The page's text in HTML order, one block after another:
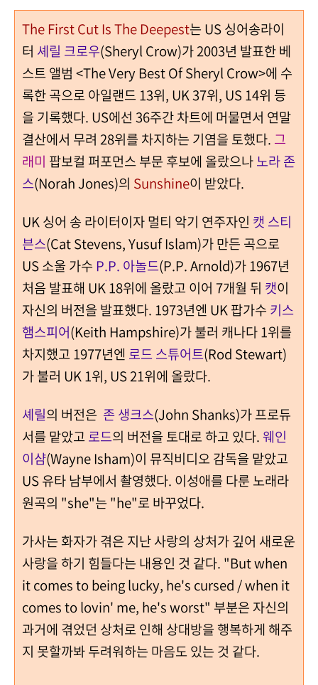
The First Cut Is The Deepest는 US 싱어송라이
터 셰릴 크로우(Sheryl Crow)가 2003년 발표한 베
스트 앨범 <The Very Best Of Sheryl Crow>에 수
록한 곡으로 아일랜드 13위, UK 37위, US 14위 등
을 기록했다. US에선 36주간 차트에 머물면서 연말
결산에서 무려 28위를 차지하는 기염을 토했다. 그
래미 팝보컬 퍼포먼스 부문 후보에 올랐으나노라 존
스(Norah Jones)의 Sunshine이 받았다.
UK 싱어 송 라이터이자 멀티 악기 연주자인 캣 스티
븐스(Cat Stevens, Yusuf Islam)가 만든 곡으로
US 소울 가수 P.P. 아놀드(P.P. Arnold)가 1967년
처음 발표해 UK 18위에 올랐고 이어 7개월 뒤 캣이
자신의 버전을 발표했다. 1973년엔 UK 팝가수 키스
햄스피어(Keith Hampshire)가 불러 캐나다 1위를
차지했고 1977년엔 로드 스튜어트(Rod Stewart)
가 불러 UK 1위, US 21위에 올랐다.
셰릴의 버전은 존 생크스(John Shanks)가 프로듀
서를 맡았고 로드의 버전을 토대로 하고 있다. 웨인
이샴(Wayne Isham)이 뮤직비디오 감독을 맡았고
US 유타 남부에서 촬영했다. 이성애를 다룬 노래라
원곡의 "she"는 "he"로 바꾸었다.
가사는 화자가 겪은 지난 사랑의 상처가 깊어 새로운
사랑을 하기 힘들다는 내용인 것 같다. "But when
it comes to being lucky, he's cursed / when it
comes to lovin' me, he's worst" 부분은 자신의
과거에 겪었던 상처로 인해 상대방을 행복하게 해주
지 못할까봐 두려워하는 마음도 있는 것 같다.